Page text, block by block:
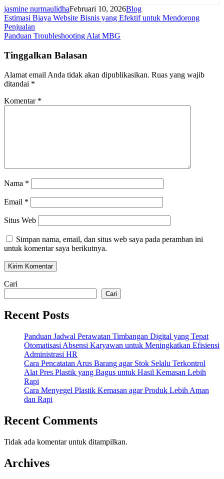
jasmine nurmaulidhaFebruari 10, 2026Blog
Navigasi
pos
Estimasi Biaya Website Bisnis yang Efektif untuk Mendorong
Penjualan
Panduan Troubleshooting Alat MBG
Tinggalkan Balasan
Alamat email Anda tidak akan dipublikasikan. Ruas yang wajib
ditandai *
Komentar *
Nama *
Email *
Situs Web
Simpan nama, email, dan situs web saya pada peramban ini
untuk komentar saya berikutnya.
Cari
Cari
Recent Posts
Panduan Jadwal Perawatan Timbangan Digital yang Tepat
Otomatisasi Absensi Karyawan untuk Meningkatkan Efisiensi
Administrasi HR
Cara Pencatatan Arus Barang agar Stok Selalu Terkontrol
Alat Pres Plastik yang Bagus untuk Hasil Kemasan Lebih
Rapi
Cara Menyegel Plastik Kemasan agar Produk Lebih Aman
dan Rapi
Recent Comments
Tidak ada komentar untuk ditampilkan.
Archives